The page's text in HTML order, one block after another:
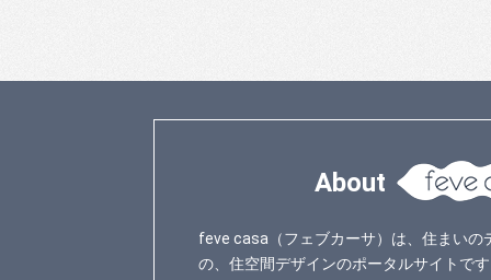
About
feve casa（フェブカーサ）は、住まいの
の、住空間デザインのポータルサイトで